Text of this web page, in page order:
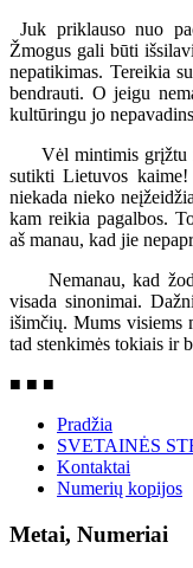
Juk priklauso nuo
Žmogus gali būti
nepatikimas. Tereikia
bendrauti. O jeigu
kultūringu jo
Vėl mintimis grįžtu į
sutikti Lietuvos
niekada nieko
kam reikia pagalbos.
aš manau, kad jie
Nemanau, kad
visada sinonimai.
išimčių. Mums visiems
tad stenkimės tokiais ir
■ ■ ■
Pradžia
SVETAINĖS
Kontaktai
Numerių kopijos
Metai, Numeriai